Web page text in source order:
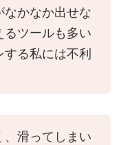
かなか出せな
ツールも多い
る私には不利
、滑ってしまい